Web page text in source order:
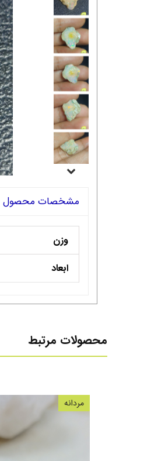
مشخصات محصول
وزن
ابعاد
محصولات مرتبط
مردانه